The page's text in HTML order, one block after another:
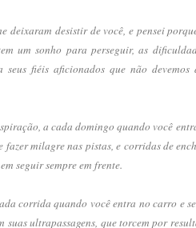
deixaram desistir de você, e pensei
um sonho para perseguir, as
fiéis aficionados que não
a cada domingo quando você
milagre nas pistas, e corridas de
seguir sempre em frente.
corrida quando você entra no carro e
ultrapassagens, que torcem por